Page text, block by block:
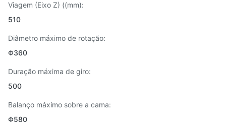
Viagem (Eixo Z) ((mm):
510
Diâmetro máximo de rotação:
Φ360
Duração máxima de giro:
500
Balanço máximo sobre a cama:
Φ580